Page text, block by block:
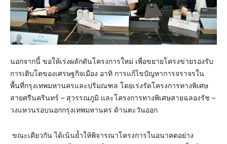
นอกจากนี้ ขอให้เร่งผลักดันโครงการใหม่ เพื่อขยายโครงข่ายรองรับ
การเติบโตของเศรษฐกิจเมือง อาทิ การแก้ไขปัญหาการจราจรใน
พื้นที่กรุงเทพมหานครและปริมณฑล โดยเร่งรัดโครงการทางพิเศษ
สายศรีนครินทร์ – สุวรรณภูมิ และโครงการทางพิเศษสายฉลองรัช –
วงแหวนรอบนอกกรุงเทพมหานคร ด้านตะวันออก
ขณะเดียวกัน ได้เน้นย้ำให้พิจารณาโครงการในอนาคตอย่าง